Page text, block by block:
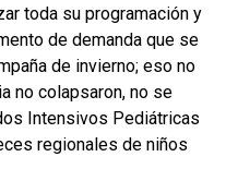
toda su programación y
de demanda que se
de invierno; eso no
no colapsaron, no se
Intensivos Pediátricas
regionales de niños